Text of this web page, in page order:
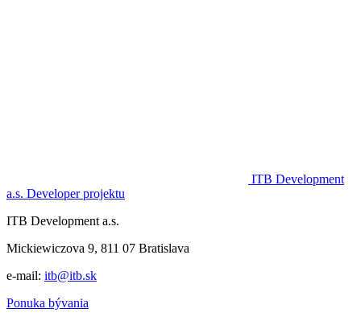
ITB Development
a.s. Developer projektu
ITB Development a.s.
Mickiewiczova 9, 811 07 Bratislava
e-mail: itb@itb.sk
Ponuka bývania